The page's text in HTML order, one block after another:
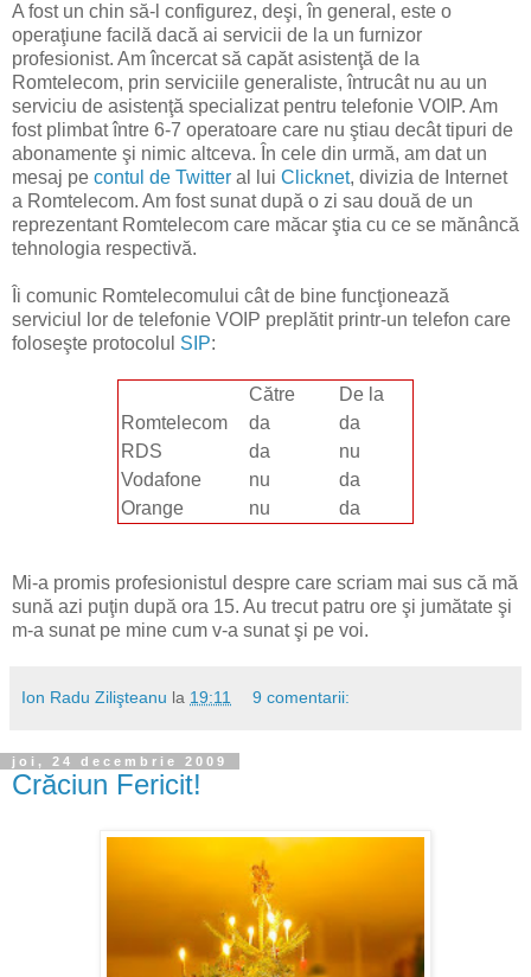
A fost un chin să-l configurez, deşi, în general, este o
operaţiune facilă dacă ai servicii de la un furnizor
profesionist. Am încercat să capăt asistenţă de la
Romtelecom, prin serviciile generaliste, întrucât nu au un
serviciu de asistenţă specializat pentru telefonie VOIP. Am
fost plimbat între 6-7 operatoare care nu ştiau decât tipuri de
abonamente şi nimic altceva. În cele din urmă, am dat un
mesaj pe contul de Twitter al lui Clicknet, divizia de Internet
a Romtelecom. Am fost sunat după o zi sau două de un
reprezentant Romtelecom care măcar ştia cu ce se mănâncă
tehnologia respectivă.
Îi comunic Romtelecomului cât de bine funcţionează
serviciul lor de telefonie VOIP preplătit printr-un telefon care
foloseşte protocolul SIP:
Către
De la
Romtelecom
da
da
RDS
da
nu
Vodafone
nu
da
Orange
nu da
Mi-a promis profesionistul despre care scriam mai sus că mă
sună azi puţin după ora 15. Au trecut patru ore şi jumătate şi
m-a sunat pe mine cum v-a sunat şi pe voi.
Ion Radu Zilişteanu la 19:11 9 comentarii:
joi, 24 decembrie 2009
Crăciun Fericit!